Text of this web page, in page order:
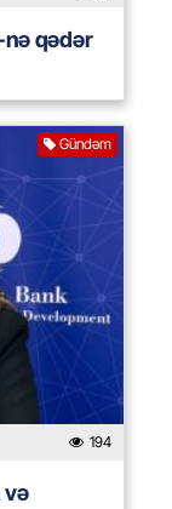
qədər
Gündəm
194
və